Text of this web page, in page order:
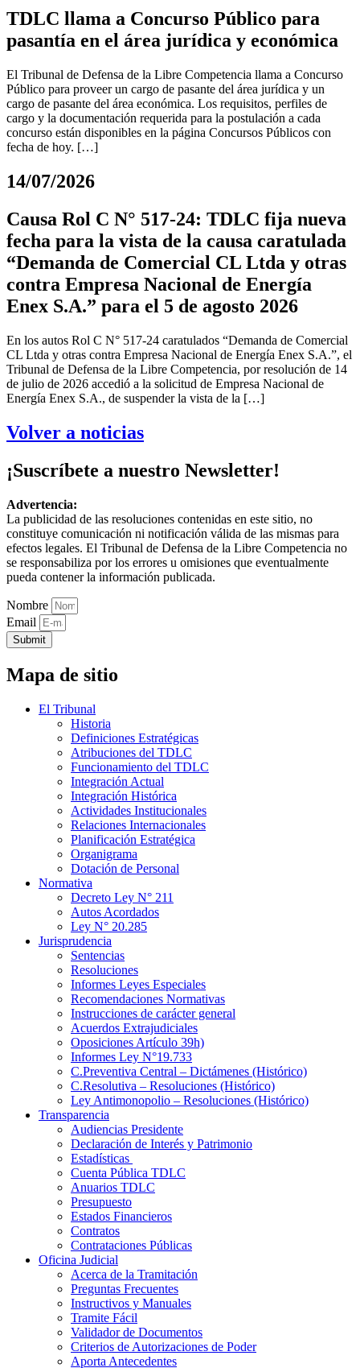
TDLC llama a Concurso Público para
pasantía en el área jurídica y económica
El Tribunal de Defensa de la Libre Competencia llama a Concurso
Público para proveer un cargo de pasante del área jurídica y un
cargo de pasante del área económica. Los requisitos, perfiles de
cargo y la documentación requerida para la postulación a cada
concurso están disponibles en la página Concursos Públicos con
fecha de hoy. […]
14/07/2026
Causa Rol C N° 517-24: TDLC fija nueva
fecha para la vista de la causa caratulada
“Demanda de Comercial CL Ltda y otras
contra Empresa Nacional de Energía
Enex S.A.” para el 5 de agosto 2026
En los autos Rol C N° 517-24 caratulados “Demanda de Comercial
CL Ltda y otras contra Empresa Nacional de Energía Enex S.A.”, el
Tribunal de Defensa de la Libre Competencia, por resolución de 14
de julio de 2026 accedió a la solicitud de Empresa Nacional de
Energía Enex S.A., de suspender la vista de la […]
Volver a noticias
¡Suscríbete a nuestro Newsletter!
Advertencia:
La publicidad de las resoluciones contenidas en este sitio, no
constituye comunicación ni notificación válida de las mismas para
efectos legales. El Tribunal de Defensa de la Libre Competencia no
se responsabiliza por los errores u omisiones que eventualmente
pueda contener la información publicada.
Nombre
Email
Submit
Mapa de sitio
El Tribunal
Historia
Definiciones Estratégicas
Atribuciones del TDLC
Funcionamiento del TDLC
Integración Actual
Integración Histórica
Actividades Institucionales
Relaciones Internacionales
Planificación Estratégica
Organigrama
Dotación de Personal
Normativa
Decreto Ley N° 211
Autos Acordados
Ley N° 20.285
Jurisprudencia
Sentencias
Resoluciones
Informes Leyes Especiales
Recomendaciones Normativas
Instrucciones de carácter general
Acuerdos Extrajudiciales
Oposiciones Artículo 39h)
Informes Ley N°19.733
C.Preventiva Central – Dictámenes (Histórico)
C.Resolutiva – Resoluciones (Histórico)
Ley Antimonopolio – Resoluciones (Histórico)
Transparencia
Audiencias Presidente
Declaración de Interés y Patrimonio
Estadísticas
Cuenta Pública TDLC
Anuarios TDLC
Presupuesto
Estados Financieros
Contratos
Contrataciones Públicas
Oficina Judicial
Acerca de la Tramitación
Preguntas Frecuentes
Instructivos y Manuales
Tramite Fácil
Validador de Documentos
Criterios de Autorizaciones de Poder
Aporta Antecedentes